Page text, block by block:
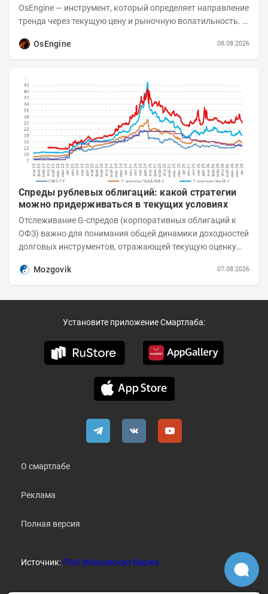
OsEngine — инструмент, который определяет направление
тренда через текущую цену и рыночную волатильность. В
OsEngine
08.08.2026
Спреды рублевых облигаций: какой стратегии
можно придерживаться в текущих условиях
Отслеживание G-спредов (корпоративных облигаций к
ОФЗ) важно для понимания общей динамики доходностей
долговых инструментов, отражающей текущую оценку
Mozgovik
07.08.2026
Установите приложение Смартлаба:
О смартлабе
Реклама
Полная версия
Источник: ПАО Московская Биржа